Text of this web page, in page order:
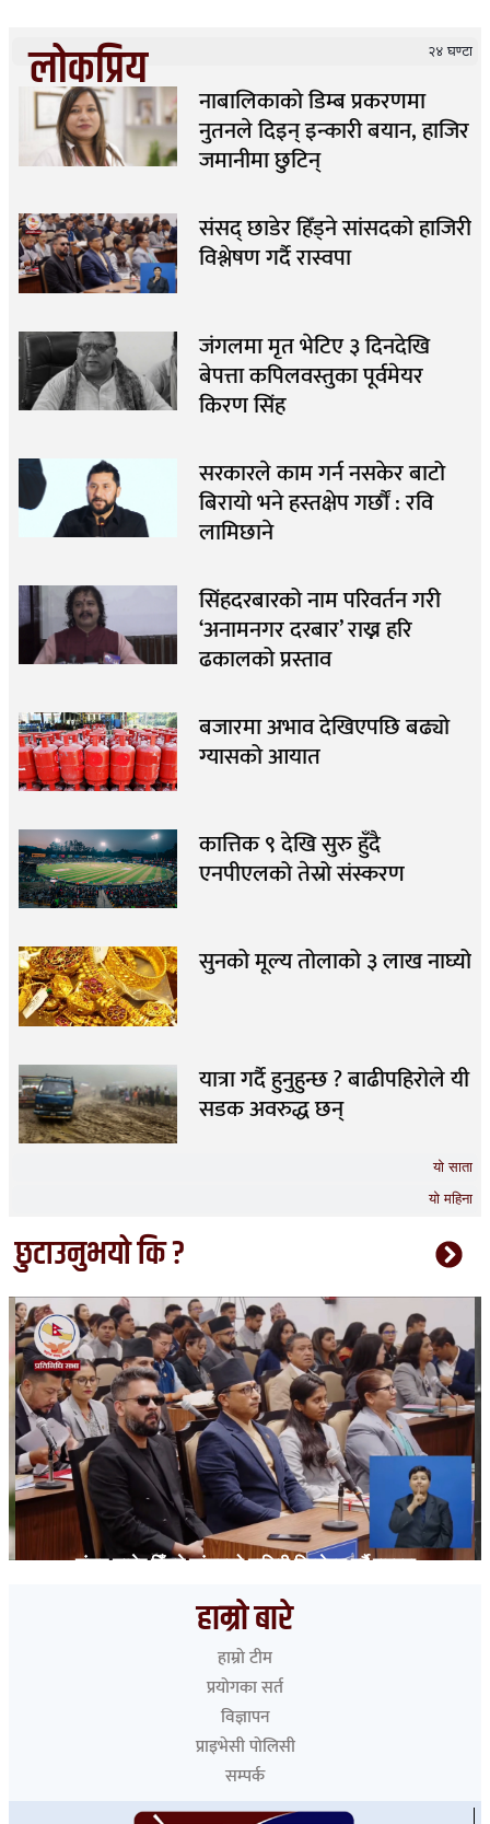
लोकप्रिय २४ घण्टा
यो साता
यो महिना
नाबालिकाको डिम्ब प्रकरणमा
नुतनले दिइन् इन्कारी बयान, हाजिर
जमानीमा छुटिन्
संसद् छाडेर हिँड्ने सांसदको हाजिरी
विश्लेषण गर्दै रास्वपा
जंगलमा मृत भेटिए ३ दिनदेखि
बेपत्ता कपिलवस्तुका पूर्वमेयर
किरण सिंह
सरकारले काम गर्न नसकेर बाटो
बिरायो भने हस्तक्षेप गर्छौं : रवि
लामिछाने
सिंहदरबारको नाम परिवर्तन गरी
‘अनामनगर दरबार’ राख्न हरि
ढकालको प्रस्ताव
बजारमा अभाव देखिएपछि बढ्यो
ग्यासको आयात
कात्तिक ९ देखि सुरु हुँदै
एनपीएलको तेस्रो संस्करण
सुनको मूल्य तोलाको ३ लाख नाघ्यो
यात्रा गर्दै हुनुहुन्छ ? बाढीपहिरोले यी
सडक अवरुद्ध छन्
छुटाउनुभयो कि ?
संसद् छाडेर हिँड्ने सांसदको हाजिरी विश्लेषण गर्दै रास्वपा
हाम्रो बारे
हाम्रो टीम
प्रयोगका सर्त
विज्ञापन
प्राइभेसी पोलिसी
सम्पर्क